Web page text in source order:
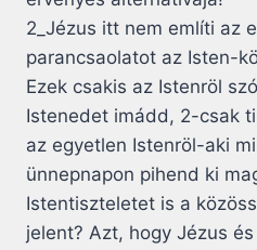
2_Jézus itt nem említi az
parancsaolatot az Isten-
Ezek csakis az Istenröl
Istenedet imádd, 2-csak
az egyetlen Istenröl-aki
ünnepnapon pihend ki
Istentiszteletet is a
jelent? Azt, hogy Jézus